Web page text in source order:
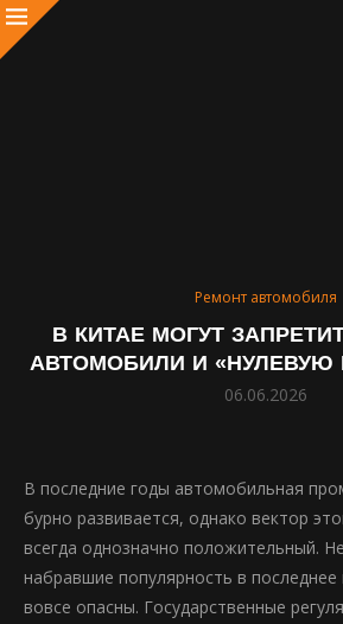
Ремонт автомобиля
В КИТАЕ МОГУТ
АВТОМОБИЛИ И «НУЛЕВУЮ
06.06.2026
В последние годы автомобильная
бурно развивается, однако вектор
всегда однозначно положительный.
набравшие популярность в
вовсе опасны. Государственные